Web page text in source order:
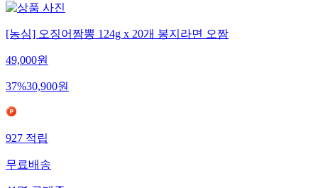
[농심] 오징어짬뽕 124g x 20개 봉지라면 오짬
49,000원
37%30,900원
927적립
무료배송